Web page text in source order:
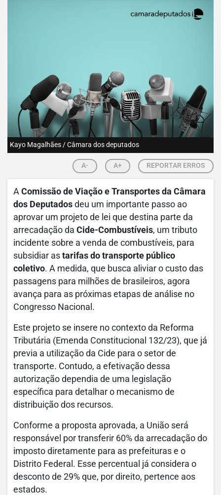
Kayo Magalhães / Câmara dos deputados
A- A+ REPORTAR ERROS
A Comissão de Viação e Transportes da Câmara
dos Deputados deu um importante passo ao
aprovar um projeto de lei que destina parte da
arrecadação da Cide-Combustíveis, um tributo
incidente sobre a venda de combustíveis, para
subsidiar as tarifas do transporte público
coletivo. A medida, que busca aliviar o custo das
passagens para milhões de brasileiros, agora
avança para as próximas etapas de análise no
Congresso Nacional.
Este projeto se insere no contexto da Reforma
Tributária (Emenda Constitucional 132/23), que já
previa a utilização da Cide para o setor de
transporte. Contudo, a efetivação dessa
autorização dependia de uma legislação
específica para detalhar o mecanismo de
distribuição dos recursos.
Conforme a proposta aprovada, a União será
responsável por transferir 60% da arrecadação do
imposto diretamente para as prefeituras e o
Distrito Federal. Esse percentual já considera o
desconto de 29% que, por direito, pertence aos
estados.